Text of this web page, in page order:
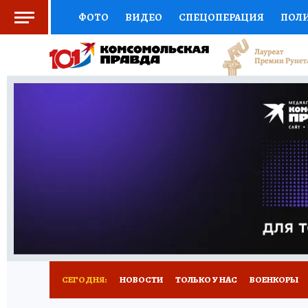
ФОТО ВИДЕО СПЕЦОПЕРАЦИЯ
СОЦПОДДЕРЖКА НАУКА СПОРТ
ВЫБОР ЭКСПЕРТОВ ДОКТОР
ПРОГНОЗЫ НА СПОРТ
НОВОЕ
СЕГОДНЯ: НОВОСТИ ТОЛЬКО У НАС ВОЕНКОРЫ